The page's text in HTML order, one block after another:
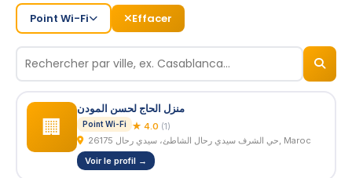
Point Wi-Fi Effacer
🏢
منزل الحاج لحسن المودن
Point Wi-Fi ★ 4.0 (1)
حي الشرف سيدي رحال الشاطئ، سيدي رحال 26175, Maroc
Voir le profil →
BizNiz.ma